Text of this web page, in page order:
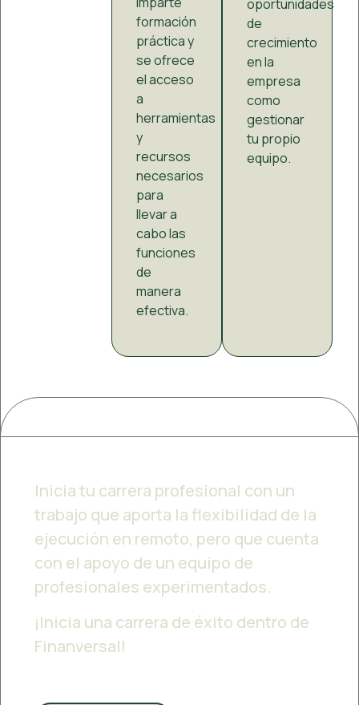
formación
práctica y
se ofrece
el acceso
a
herramientas
y
recursos
necesarios
para
llevar a
cabo las
funciones
de
manera
efectiva.
oportunidades
de
crecimiento
en la
empresa
como
gestionar
tu propio
equipo.
Inicia tu carrera profesional con un
trabajo que aporta la flexibilidad de la
ejecución en remoto, pero que cuenta
con el apoyo de un equipo de
profesionales experimentados.
¡Inicia una carrera de éxito dentro de
Finanversal!